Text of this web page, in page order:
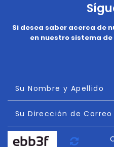
Si desea saber acerca de
en nuestro sistema
Su Nombre y Apellido
Su Dirección de